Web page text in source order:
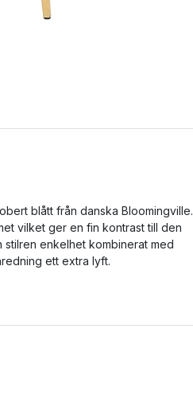
blått från danska Bloomingville.
vilket ger en fin kontrast till den
stilren enkelhet kombinerat med
ett extra lyft.